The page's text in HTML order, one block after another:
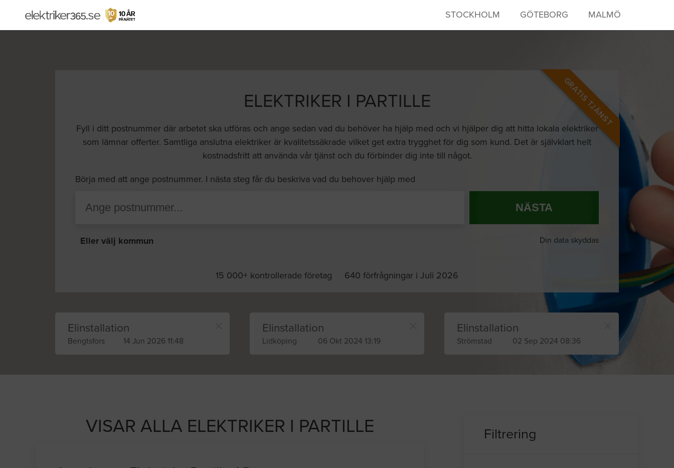
STOCKHOLM GÖTEBORG MALMÖ
GRATIS TJÄNST
ELEKTRIKER I PARTILLE
Fyll i ditt postnummer där arbetet ska utföras och ange sedan vad du behöver ha hjälp med och vi hjälper dig att hitta lokala elektriker
som lämnar offerter. Samtliga anslutna elektriker är kvalitetssäkrade vilket get extra trygghet för dig som kund. Det är självklart helt
kostnadsfritt att använda vår tjänst och du förbinder dig inte till något.
Börja med att ange postnummer. I nästa steg får du beskriva vad du behover hjälp med
NÄSTA
Eller välj kommun Din data skyddas
15 000+ kontrollerade företag 640 förfrågningar i Juli 2026
Elinstallation
Bengtsfors 14 Jun 2026 11:48
Elinstallation
Lidköping 06 Okt 2024 13:19
Elinstallation
Strömstad 02 Sep 2024 08:36
VISAR ALLA ELEKTRIKER I PARTILLE Filtrering